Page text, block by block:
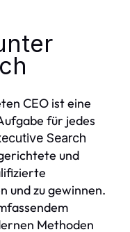
CEO ist eine
für jedes
Search
und
und zu gewinnen.
Methoden